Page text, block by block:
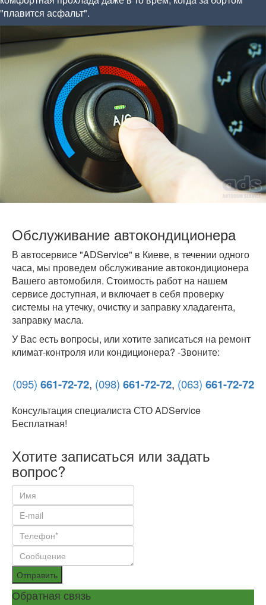
"плавится асфальт".
Обслуживание автокондиционера
В автосервисе "ADService" в Киеве, в течении одного
часа, мы проведем обслуживание автокондиционера
Вашего автомобиля. Стоимость работ на нашем
сервисе доступная, и включает в себя проверку
системы на утечку, очистку и заправку хладагента,
заправку масла.
У Вас есть вопросы, или хотите записаться на ремонт
климат-контроля или кондиционера? -Звоните:
(095) 661-72-72, (098) 661-72-72, (063) 661-72-72
Консультация специалиста СТО ADService
Бесплатная!
Хотите записаться или задать
вопрос?
Отправить
Обратная связь